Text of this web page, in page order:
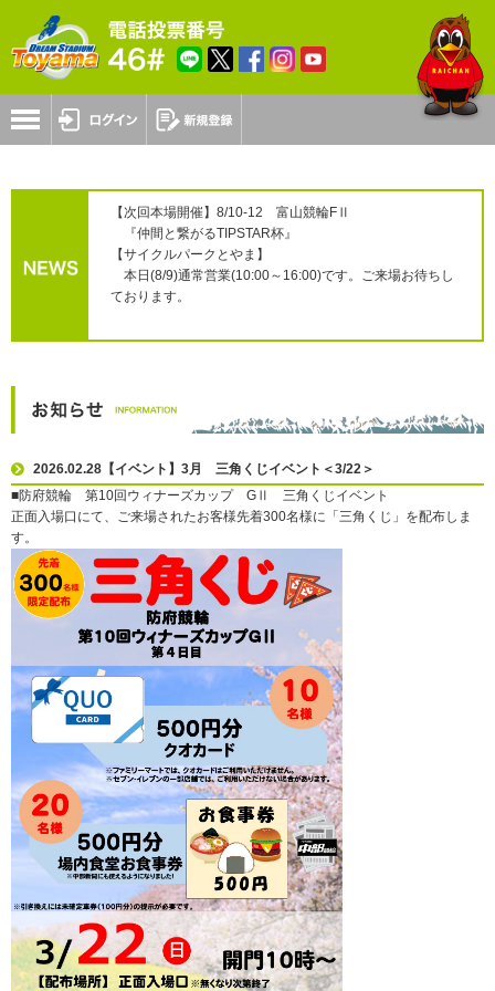
【次回本場開催】8/10-12 富山競輪FⅡ
『仲間と繋がるTIPSTAR杯』
【サイクルパークとやま】
本日(8/9)通常営業(10:00～16:00)です。ご来場お待ちし
ております。
2026.02.28【イベント】3月 三角くじイベント＜3/22＞
■防府競輪 第10回ウィナーズカップ GⅡ 三角くじイベント
正面入場口にて、ご来場されたお客様先着300名様に「三角くじ」を配布しま
す。